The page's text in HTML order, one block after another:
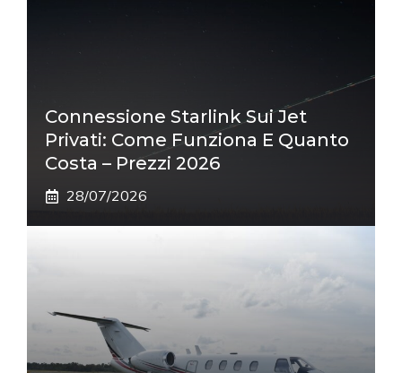
Connessione Starlink Sui Jet
Privati: Come Funziona E Quanto
Costa – Prezzi 2026
28/07/2026